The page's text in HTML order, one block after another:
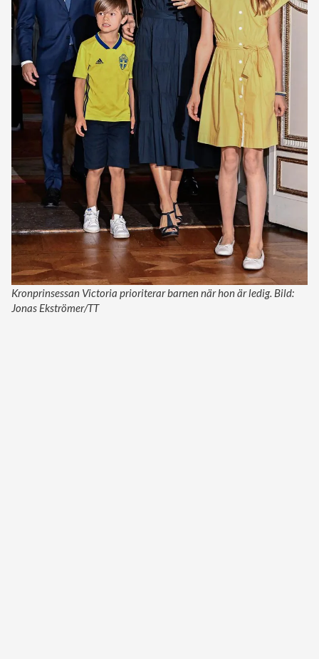
Kronprinsessan Victoria prioriterar barnen när hon är ledig. Bild:
Jonas Ekströmer/TT